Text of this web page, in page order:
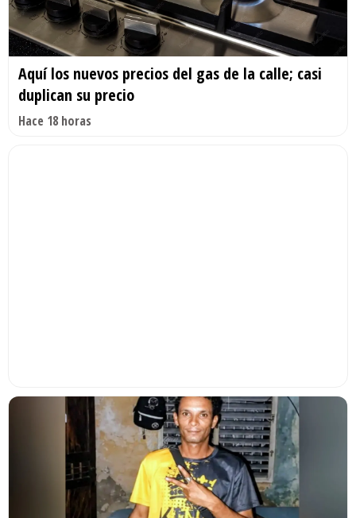
Aquí los nuevos precios del gas de la calle; casi
duplican su precio
Hace 18 horas